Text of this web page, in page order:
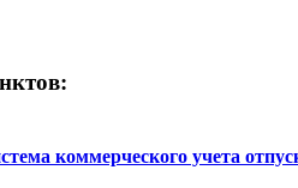
коммерческого учета